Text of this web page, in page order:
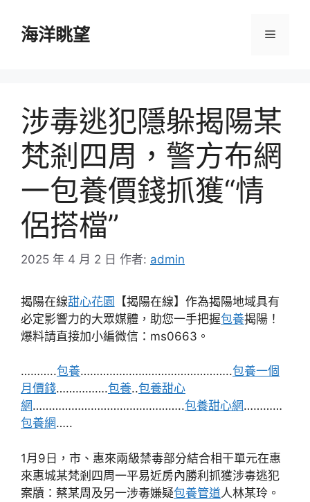
海洋眺望 選
涉毒逃犯隱躲揭陽某
梵剎四周，警方布網
一包養價錢抓獲“情
侶搭檔”
2025 年 4 月 2 日 作者: admin
揭陽在線甜心花園 【揭陽在線】作為揭陽地域具有
必定影響力的大眾媒體，助您一手把握包養揭陽！
爆料請直接加小編微信：ms0663。
………..包養………………………………………..包養一個
月價錢…………….包養..包養甜心
網………………………………………..包養甜心網…………
包養網…..
1月9日，市、惠來兩級禁毒部分結合相干單元在惠
來惠城某梵剎四周一平易近房內勝利抓獲涉毒逃犯
案牘：蔡某周及另一涉毒嫌疑包養管道人林某玲。